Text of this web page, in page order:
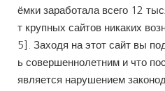
ёмки заработала всего 12
т крупных сайтов никаких
5]. Заходя на этот сайт вы
ь совершеннолетним и что
является нарушением